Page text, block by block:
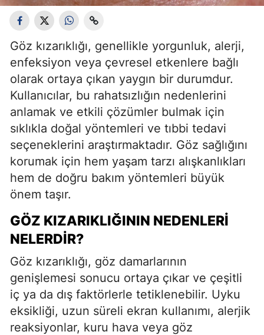
Göz kızarıklığı, genellikle yorgunluk, alerji,
enfeksiyon veya çevresel etkenlere bağlı
olarak ortaya çıkan yaygın bir durumdur.
Kullanıcılar, bu rahatsızlığın nedenlerini
anlamak ve etkili çözümler bulmak için
sıklıkla doğal yöntemleri ve tıbbi tedavi
seçeneklerini araştırmaktadır. Göz sağlığını
korumak için hem yaşam tarzı alışkanlıkları
hem de doğru bakım yöntemleri büyük
önem taşır.
GÖZ KIZARIKLIĞININ NEDENLERI
NELERDIR?
Göz kızarıklığı, göz damarlarının
genişlemesi sonucu ortaya çıkar ve çeşitli
iç ya da dış faktörlerle tetiklenebilir. Uyku
eksikliği, uzun süreli ekran kullanımı, alerjik
reaksiyonlar, kuru hava veya göz